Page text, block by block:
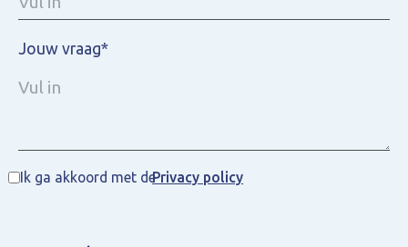
Jouw vraag*
Ik ga akkoord met dePrivacy policy